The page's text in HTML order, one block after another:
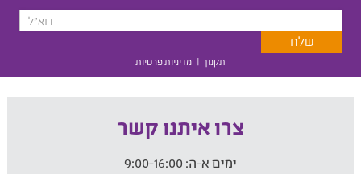
תקנון | מדיניות פרטיות
צרו איתנו קשר
ימים א-ה: